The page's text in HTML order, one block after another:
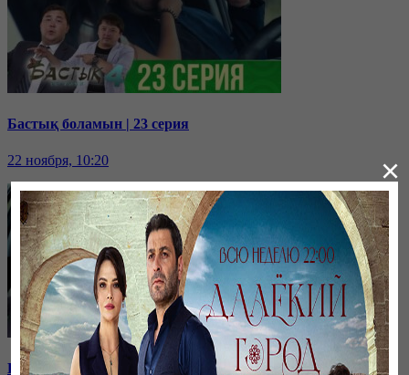
Бастық боламын | 23 серия
22 ноября, 10:20
Бастық боламын | 22 серия
×